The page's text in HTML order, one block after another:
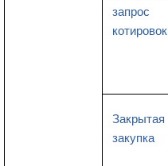
запрос
котировок
Закрытая
закупка